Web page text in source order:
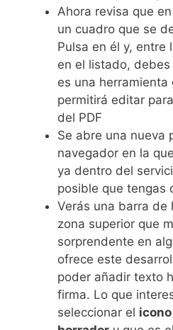
Ahora revisa que
un cuadro que se
Pulsa en él y, entre
en el listado, debes
es una
permitirá editar
del PDF
Se abre una nueva
navegador en la
ya dentro del
posible que tengas
Verás una barra de
zona superior que
sorprendente en
ofrece este
poder añadir texto
firma. Lo que
seleccionar el